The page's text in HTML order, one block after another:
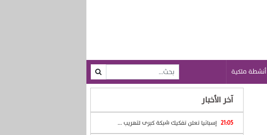
أنشطة ملكية
آخر الأخبار
21:05 إسبانيا تعلن تفكيك شبكة كبرى لتهريب ...